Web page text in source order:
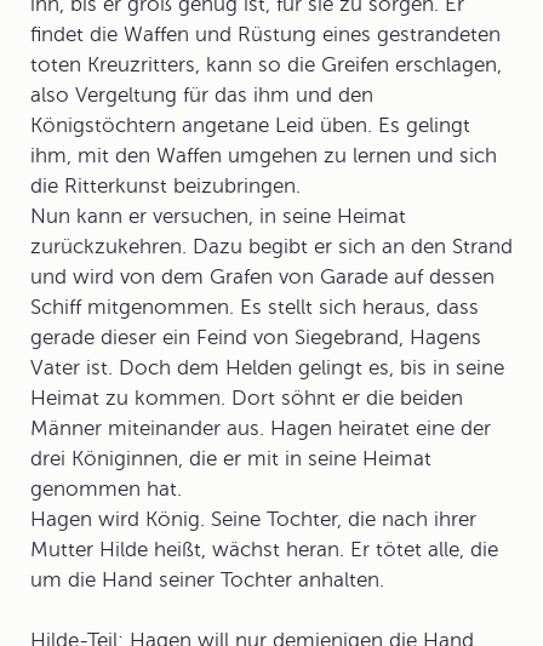
findet die Waffen und Rüstung eines gestrandeten
toten Kreuzritters, kann so die Greifen erschlagen,
also Vergeltung für das ihm und den
Königstöchtern angetane Leid üben. Es gelingt
ihm, mit den Waffen umgehen zu lernen und sich
die Ritterkunst beizubringen.
Nun kann er versuchen, in seine Heimat
zurückzukehren. Dazu begibt er sich an den Strand
und wird von dem Grafen von Garade auf dessen
Schiff mitgenommen. Es stellt sich heraus, dass
gerade dieser ein Feind von Siegebrand, Hagens
Vater ist. Doch dem Helden gelingt es, bis in seine
Heimat zu kommen. Dort söhnt er die beiden
Männer miteinander aus. Hagen heiratet eine der
drei Königinnen, die er mit in seine Heimat
genommen hat.
Hagen wird König. Seine Tochter, die nach ihrer
Mutter Hilde heißt, wächst heran. Er tötet alle, die
um die Hand seiner Tochter anhalten.
Hilde-Teil: Hagen will nur demjenigen die Hand